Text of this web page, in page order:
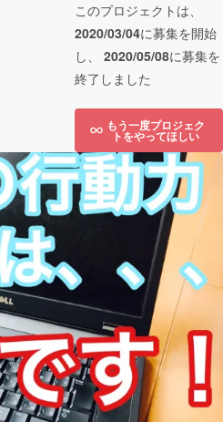
このプロジェクトは、
2020/03/04に募集を開始
し、 2020/05/08に募集を
終了しました
もう一度プロジェク
トをやってほしい